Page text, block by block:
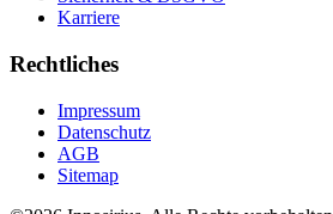
Karriere
Rechtliches
Impressum
Datenschutz
AGB
Sitemap